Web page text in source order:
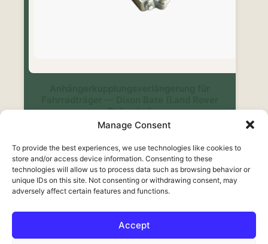
Manage Consent
To provide the best experiences, we use technologies like cookies to
store and/or access device information. Consenting to these
technologies will allow us to process data such as browsing behavior or
unique IDs on this site. Not consenting or withdrawing consent, may
adversely affect certain features and functions.
Accept
Defender)
185,00 Inklusive Mehrwertsteuer
Weiterlesen